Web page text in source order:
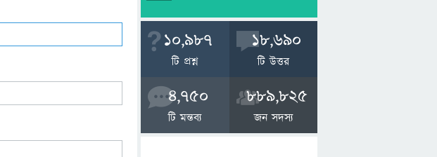
10,987
টি প্রশ্ন
18,690
টি উত্তর
4,750
টি মন্তব্য
889,825
জন সদস্য